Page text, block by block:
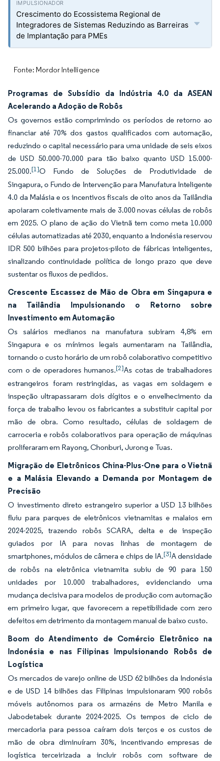
Crescimento do Ecossistema Regional de
Integradores de Sistemas Reduzindo as Barreiras
de Implantação para PMEs
Fonte: Mordor Intelligence
Programas de Subsídio da Indústria 4.0 da ASEAN
Acelerando a Adoção de Robôs
Os governos estão comprimindo os períodos de retorno ao
financiar até 70% dos gastos qualificados com automação,
reduzindo o capital necessário para uma unidade de seis eixos
de USD 50.000-70.000 para tão baixo quanto USD 15.000-
25.000.[1]O Fundo de Soluções de Produtividade de
Singapura, o Fundo de Intervenção para Manufatura Inteligente
4.0 da Malásia e os incentivos fiscais de oito anos da Tailândia
apoiaram coletivamente mais de 3.000 novas células de robôs
em 2025. O plano de ação do Vietnã tem como meta 10.000
células automatizadas até 2030, enquanto a Indonésia reservou
IDR 500 bilhões para projetos-piloto de fábricas inteligentes,
sinalizando continuidade política de longo prazo que deve
sustentar os fluxos de pedidos.
Crescente Escassez de Mão de Obra em Singapura e
na Tailândia Impulsionando o Retorno sobre
Investimento em Automação
Os salários medianos na manufatura subiram 4,8% em
Singapura e os mínimos legais aumentaram na Tailândia,
tornando o custo horário de um robô colaborativo competitivo
com o de operadores humanos.[2]As cotas de trabalhadores
estrangeiros foram restringidas, as vagas em soldagem e
inspeção ultrapassaram dois dígitos e o envelhecimento da
força de trabalho levou os fabricantes a substituir capital por
mão de obra. Como resultado, células de soldagem de
carroceria e robôs colaborativos para operação de máquinas
proliferaram em Rayong, Chonburi, Jurong e Tuas.
Migração de Eletrônicos China-Plus-One para o Vietnã
e a Malásia Elevando a Demanda por Montagem de
Precisão
O investimento direto estrangeiro superior a USD 13 bilhões
fluiu para parques de eletrônicos vietnamitas e malaios em
2024-2025, trazendo robôs SCARA, delta e de inspeção
guiados por IA para novas linhas de montagem de
smartphones, módulos de câmera e chips de IA.[3]A densidade
de robôs na eletrônica vietnamita subiu de 90 para 150
unidades por 10.000 trabalhadores, evidenciando uma
mudança decisiva para modelos de produção com automação
em primeiro lugar, que favorecem a repetibilidade com zero
defeitos em detrimento da montagem manual de baixo custo.
Boom do Atendimento de Comércio Eletrônico na
Indonésia e nas Filipinas Impulsionando Robôs de
Logística
Os mercados de varejo online de USD 62 bilhões da Indonésia
e de USD 14 bilhões das Filipinas impulsionaram 900 robôs
móveis autônomos para os armazéns de Metro Manila e
Jabodetabek durante 2024-2025. Os tempos de ciclo de
mercadoria para pessoa caíram dois terços e os custos de
mão de obra diminuíram 30%, incentivando empresas de
logística terceirizada a incluir robôs com software de